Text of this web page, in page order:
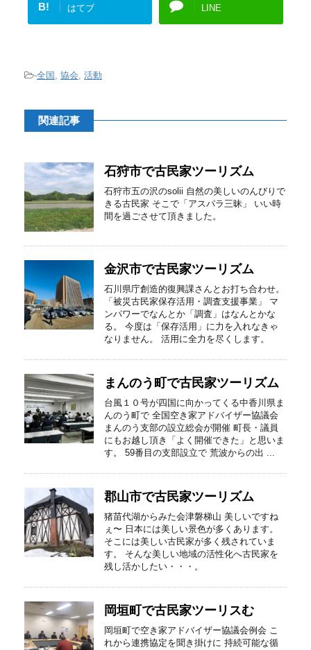
B! はてブ LINE
-全国 , 協会, 活動
関連記事
石狩市で古民家ツーリズム
石狩市五の沢のsolii 自然の美しいのんびりで
きる古民家 そこで「アスパラ三昧」 いい時
間を過ごさせて頂きました。
金沢市で古民家ツーリズム
石川県庁創造的復興課さんとお打ち合わせ。
「被災古⺠家保存活⽤・調査⽀援事業」 マ
ンパワーでなんとか「調査」はなんとかな
る。 今度は「保存活用」に力を入れなきゃ
なりません。 活用に全力を尽くします。
まんのう町で古民家ツーリズム
台風１０号が四国に向かってくる中香川県ま
んのう町で 全国空き家アドバイザー協議会
まんのう支部の設立総会が開催 町長・議員
にもお越し頂き「よく開催できた」と思いま
す。 59番目の支部設立で 荒波からの出 ...
郡山市で古民家ツーリズム
猪苗代湖からみた会津磐梯山 美しいですね
ぇ〜 日本には美しい景色が多くあります。
そこには美しい古民家が多く残されていま
す。 そんな美しい地域の活性化へ古民家を
残し活かしたい・・・。
岡垣町で古民家ツーリスむ
岡垣町で空き家アドバイザー協議会例会 こ
れから連携協定を聞き掛けに 持続可能な循